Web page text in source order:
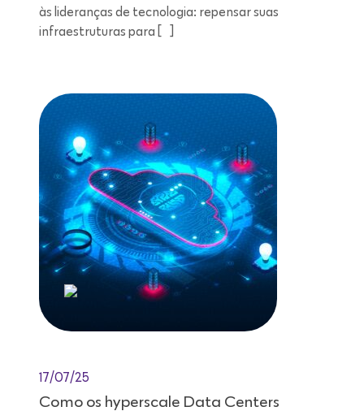
às lideranças de tecnologia: repensar suas
infraestruturas para […]
17/07/25
Como os hyperscale Data Centers